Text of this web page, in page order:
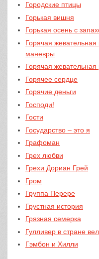
Городские птицы
Горькая вишня
Горькая осень с
Горячая
маневры
Горячая
Горячее сердце
Горячие деньги
Господи!
Гости
Государство – это я
Графоман
Грех любви
Грехи Дориан Грей
Гром
Группа Перере
Грустная история
Грязная семерка
Гулливер в стране
Гэмбон и Хилли